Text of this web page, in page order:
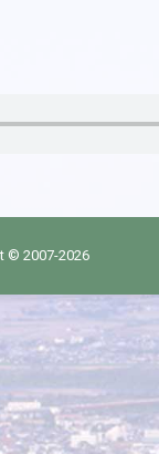
© 2007-2026